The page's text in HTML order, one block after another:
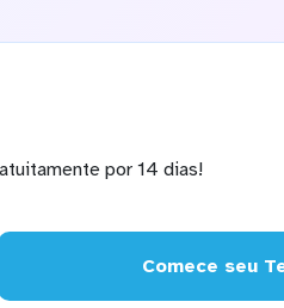
por 14 dias!
Comece seu